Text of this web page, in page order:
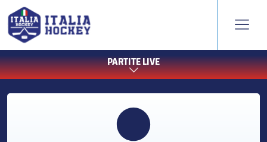
PARTITE LIVE